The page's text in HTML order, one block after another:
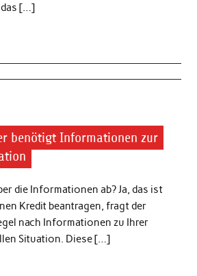
[…]
benötigt Informationen zur
die Informationen ab? Ja, das ist
Kredit beantragen, fragt der
nach Informationen zu Ihrer
Situation. Diese […]